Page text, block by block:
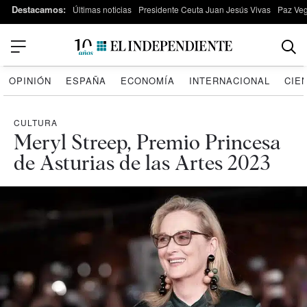
Destacamos: Últimas noticias Presidente Ceuta Juan Jesús Vivas Paz
OPINIÓN ESPAÑA ECONOMÍA INTERNACIONAL
CULTURA
Meryl Streep, Premio Princesa
de Asturias de las Artes 2023